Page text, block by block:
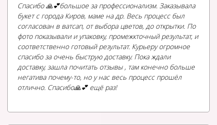
Спасибо 🙏💕большое за профессионализм. Заказывала
букет с города Киров, маме на др. Весь процесс был
согласован в ватсап, от выбора цветов, до открытки. По
фото показывали и упаковку, промежкточный результат, и
соответственно готовый результат. Курьеру огромное
спасибо за очень быструю доставку. Пока ждали
доставку, зашла почитать отзывы , там конечно больше
негатива почему-то, но у нас весь процесс прошёл
отлично. Спасибо🙏💕 ещё раз!